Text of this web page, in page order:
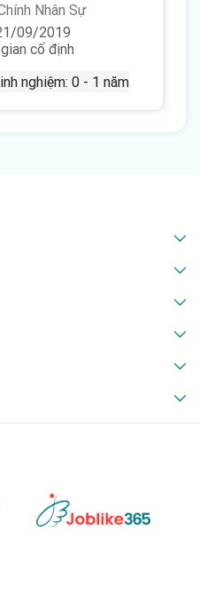
Nhân Sự
09/2019
cố định
nghiệm: 0 - 1 năm